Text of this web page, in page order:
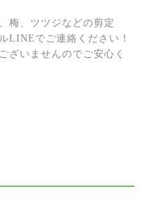
梅、ツツジなどの剪定
LINEでご連絡ください！
ざいませんのでご安心く